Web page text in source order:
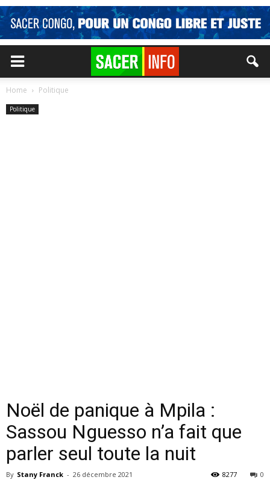
Home Politique
Politique
Noël de panique à Mpila :
Sassou Nguesso n’a fait que
parler seul toute la nuit
By Stany Franck - 26 décembre 2021 0
8277